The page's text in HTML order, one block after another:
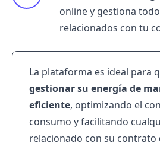
online y gestiona
relacionados con tu
La plataforma es ideal para
gestionar su energía de
eficiente, optimizando el
consumo y facilitando
relacionado con su contrato